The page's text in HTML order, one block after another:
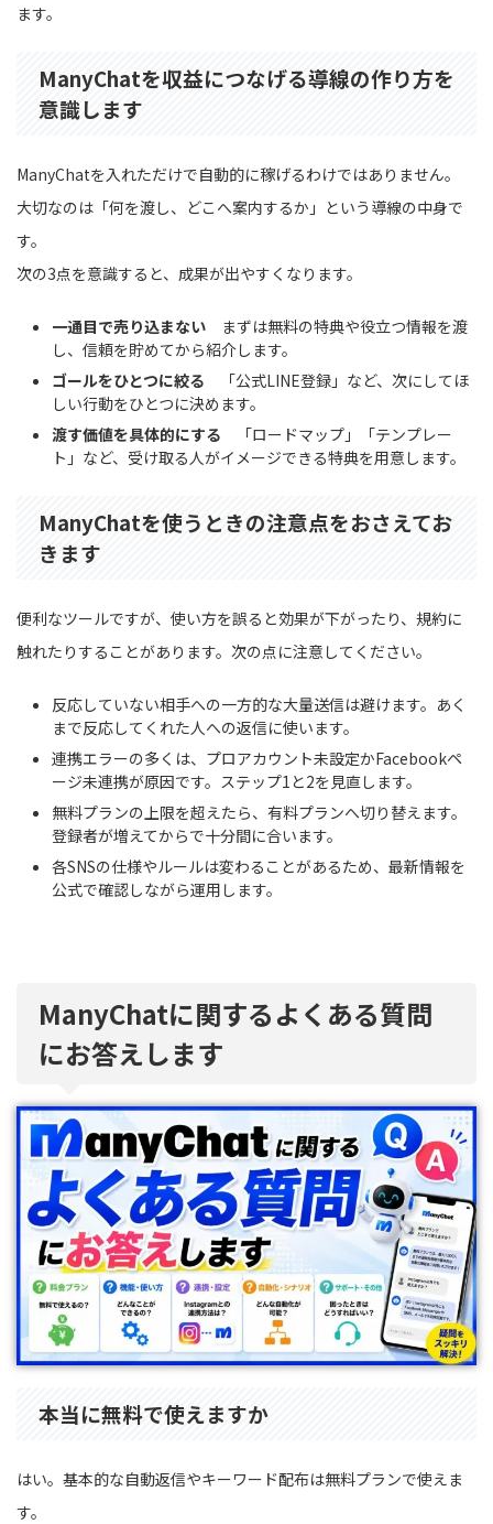
ます。
ManyChatを収益につなげる導線の作り方を
意識します
ManyChatを入れただけで自動的に稼げるわけではありません。
大切なのは「何を渡し、どこへ案内するか」という導線の中身で
す。
次の3点を意識すると、成果が出やすくなります。
一通目で売り込まない まずは無料の特典や役立つ情報を渡
し、信頼を貯めてから紹介します。
ゴールをひとつに絞る 「公式LINE登録」など、次にしてほ
しい行動をひとつに決めます。
渡す価値を具体的にする 「ロードマップ」「テンプレー
ト」など、受け取る人がイメージできる特典を用意します。
ManyChatを使うときの注意点をおさえてお
きます
便利なツールですが、使い方を誤ると効果が下がったり、規約に
触れたりすることがあります。次の点に注意してください。
反応していない相手への一方的な大量送信は避けます。あく
まで反応してくれた人への返信に使います。
連携エラーの多くは、プロアカウント未設定かFacebookペ
ージ未連携が原因です。ステップ1と2を見直します。
無料プランの上限を超えたら、有料プランへ切り替えます。
登録者が増えてからで十分間に合います。
各SNSの仕様やルールは変わることがあるため、最新情報を
公式で確認しながら運用します。
ManyChatに関するよくある質問
にお答えします
本当に無料で使えますか
はい。基本的な自動返信やキーワード配布は無料プランで使えま
す。